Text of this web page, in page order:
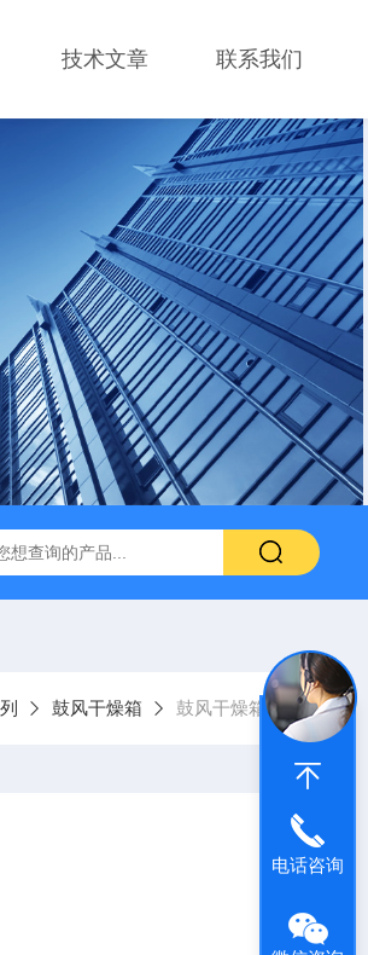
技术文章 联系我们
数控超声波清洗机SCQ-250B1 SCQ-
鼓风干燥箱 鼓风干燥箱28
电话咨询